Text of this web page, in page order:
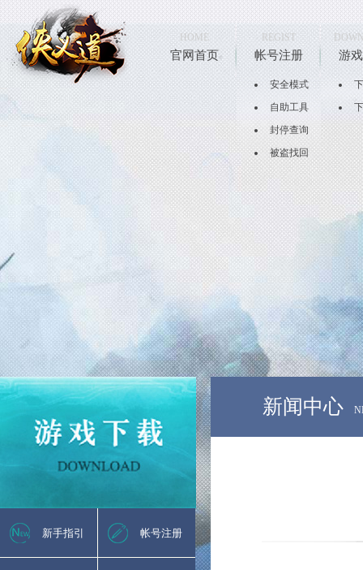
HOME
官网首页
REGIST
帐号注册
安全模式
自助工具
封停查询
被盗找回
游
新手指引 帐号注册
新闻中心